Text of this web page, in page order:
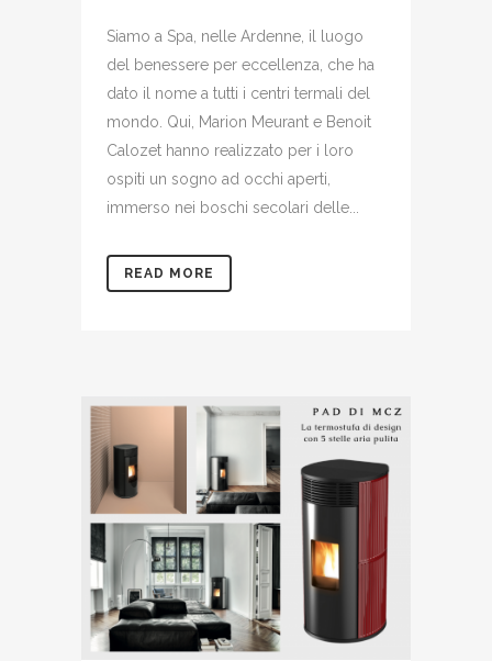
Siamo a Spa, nelle Ardenne, il luogo
del benessere per eccellenza, che ha
dato il nome a tutti i centri termali del
mondo. Qui, Marion Meurant e Benoit
Calozet hanno realizzato per i loro
ospiti un sogno ad occhi aperti,
immerso nei boschi secolari delle...
READ MORE